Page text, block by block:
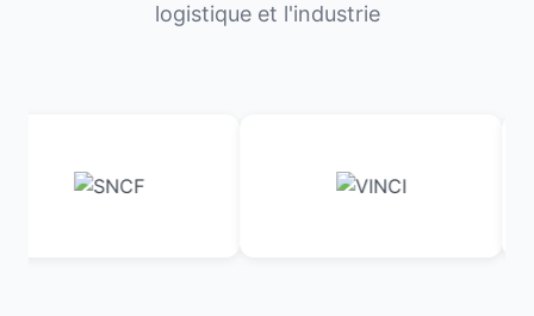
logistique et l'industrie